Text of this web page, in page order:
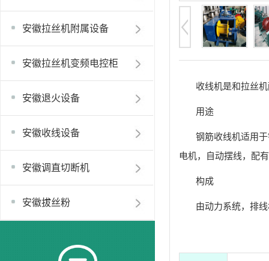
安徽拉丝机附属设备
安徽拉丝机变频电控柜
安徽退火设备
安徽收线设备
安徽调直切断机
安徽拔丝粉
收线机是和拉丝
用途
钢筋收线机适用
电机，自动摆线，配
构成
由动力系统，排